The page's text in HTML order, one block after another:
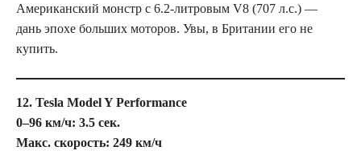
Американский монстр с 6.2-литровым V8 (707 л.с.) —
дань эпохе больших моторов. Увы, в Британии его не
купить.
12. Tesla Model Y Performance
0–96 км/ч: 3.5 сек.
Макс. скорость: 249 км/ч